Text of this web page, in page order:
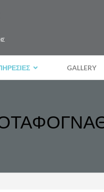
GALLERY